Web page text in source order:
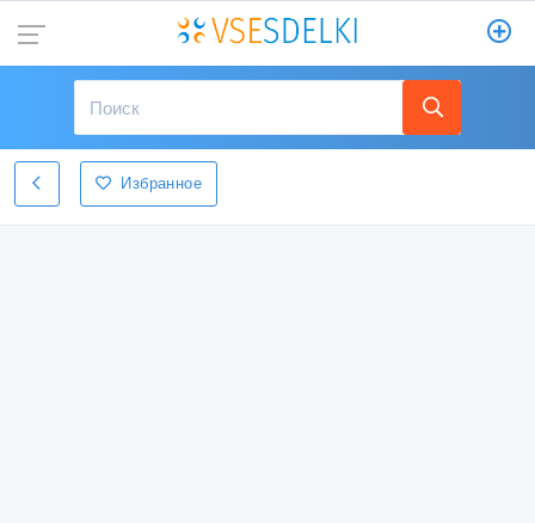
Избранное